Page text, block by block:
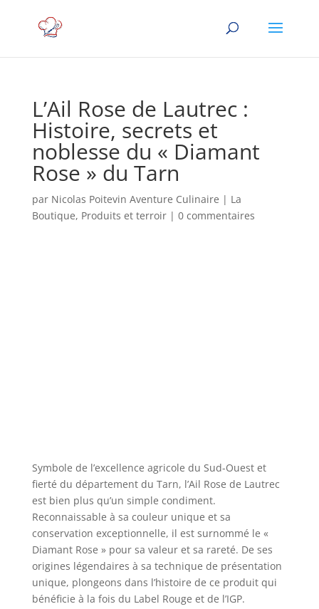
L’Ail Rose de Lautrec :
Histoire, secrets et
noblesse du « Diamant
Rose » du Tarn
par Nicolas Poitevin Aventure Culinaire | La
Boutique, Produits et terroir| 0 commentaires
Symbole de l’excellence agricole du Sud-Ouest et
fierté du département du Tarn, l’Ail Rose de Lautrec
est bien plus qu’un simple condiment.
Reconnaissable à sa couleur unique et sa
conservation exceptionnelle, il est surnommé le «
Diamant Rose » pour sa valeur et sa rareté. De ses
origines légendaires à sa technique de présentation
unique, plongeons dans l’histoire de ce produit qui
bénéficie à la fois du Label Rouge et de l’IGP.